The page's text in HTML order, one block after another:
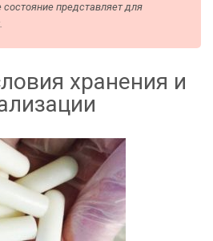
состояние представляет для
хранения и